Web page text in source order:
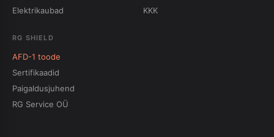
Elektrikaubad
KKK
RG SHIELD
AFD-1 toode
Sertifikaadid
Paigaldusjuhend
RG Service OÜ